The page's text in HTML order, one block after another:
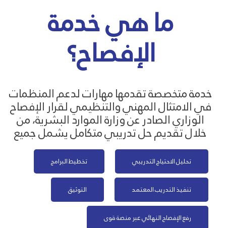
ما هي خدمة
الإفصاح؟
خدمة متخصصة تقدمها مهارات لدعم المنظمات
في الامتثال المهني والتنظيمي لقرار الإفصاح
الوزاري الصادر عن وزارة الموارد البشرية، من
خلال تقديم حل تدريبي متكامل يشمل جميع
تحليل الاحتياج التدريبي تخطيط البرامج
تنفيذ التدريب المعتمد التوثيق
رفع الإفصاح النهائي عبر منصة قوى